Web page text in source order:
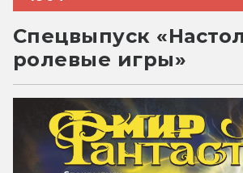
Спецвыпуск
ролевые игры»